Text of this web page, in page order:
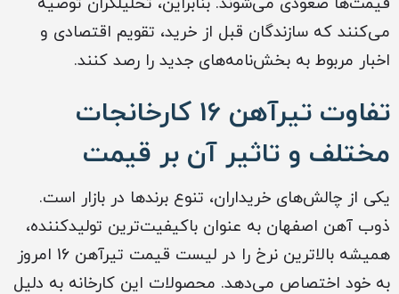
می‌کنند که سازندگان قبل از خرید، تقویم اقتصادی و
اخبار مربوط به بخش‌نامه‌های جدید را رصد کنند.
تفاوت تیرآهن 16 کارخانجات
مختلف و تاثیر آن بر قیمت
یکی از چالش‌های خریداران، تنوع برندها در بازار است.
ذوب آهن اصفهان به عنوان باکیفیت‌ترین تولیدکننده،
همیشه بالاترین نرخ را در لیست قیمت تیرآهن 16 امروز
به خود اختصاص می‌دهد. محصولات این کارخانه به دلیل